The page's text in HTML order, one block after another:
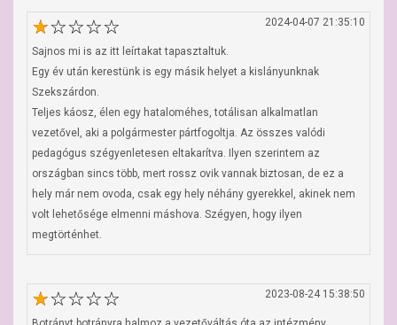
2024-04-07 21:35:10
Sajnos mi is az itt leírtakat tapasztaltuk.
Egy év után kerestünk is egy másik helyet a kislányunknak
Szekszárdon.
Teljes káosz, élen egy hataloméhes, totálisan alkalmatlan
vezetővel, aki a polgármester pártfogoltja. Az összes valódi
pedagógus szégyenletesen eltakarítva. Ilyen szerintem az
országban sincs több, mert rossz ovik vannak biztosan, de ez a
hely már nem ovoda, csak egy hely néhány gyerekkel, akinek nem
volt lehetősége elmenni máshova. Szégyen, hogy ilyen
megtörténhet.
2023-08-24 15:38:50